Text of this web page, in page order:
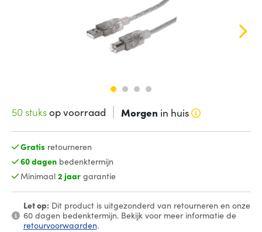
50 stuksop voorraad Morgen in huis
Gratis retourneren
60 dagenbedenktermijn
Minimaal 2 jaargarantie
Let op:Dit product is uitgezonderd van retourneren en onze
60 dagen bedenktermijn. Bekijk voor meer informatie de
retourvoorwaarden.